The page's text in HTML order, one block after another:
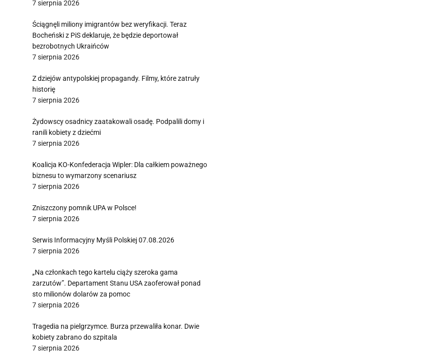
7 sierpnia 2026
Ściągnęli miliony imigrantów bez weryfikacji. Teraz
Bocheński z PiS deklaruje, że będzie deportował
bezrobotnych Ukraińców
7 sierpnia 2026
Z dziejów antypolskiej propagandy. Filmy, które zatruły
historię
7 sierpnia 2026
Żydowscy osadnicy zaatakowali osadę. Podpalili domy i
ranili kobiety z dziećmi
7 sierpnia 2026
Koalicja KO-Konfederacja Wipler: Dla całkiem poważnego
biznesu to wymarzony scenariusz
7 sierpnia 2026
Zniszczony pomnik UPA w Polsce!
7 sierpnia 2026
Serwis Informacyjny Myśli Polskiej 07.08.2026
7 sierpnia 2026
„Na członkach tego kartelu ciąży szeroka gama
zarzutów”. Departament Stanu USA zaoferował ponad
sto milionów dolarów za pomoc
7 sierpnia 2026
Tragedia na pielgrzymce. Burza przewaliła konar. Dwie
kobiety zabrano do szpitala
7 sierpnia 2026